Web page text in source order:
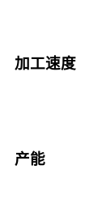
加工速度
产能